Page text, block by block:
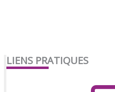
LIENS PRATIQUES